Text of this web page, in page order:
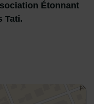
Étonnant
Tati.